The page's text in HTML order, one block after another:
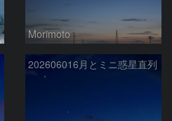
Morimoto
202606016月とミニ惑星直列